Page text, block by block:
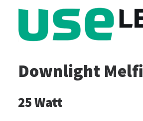
Downlight Melfi
25 Watt